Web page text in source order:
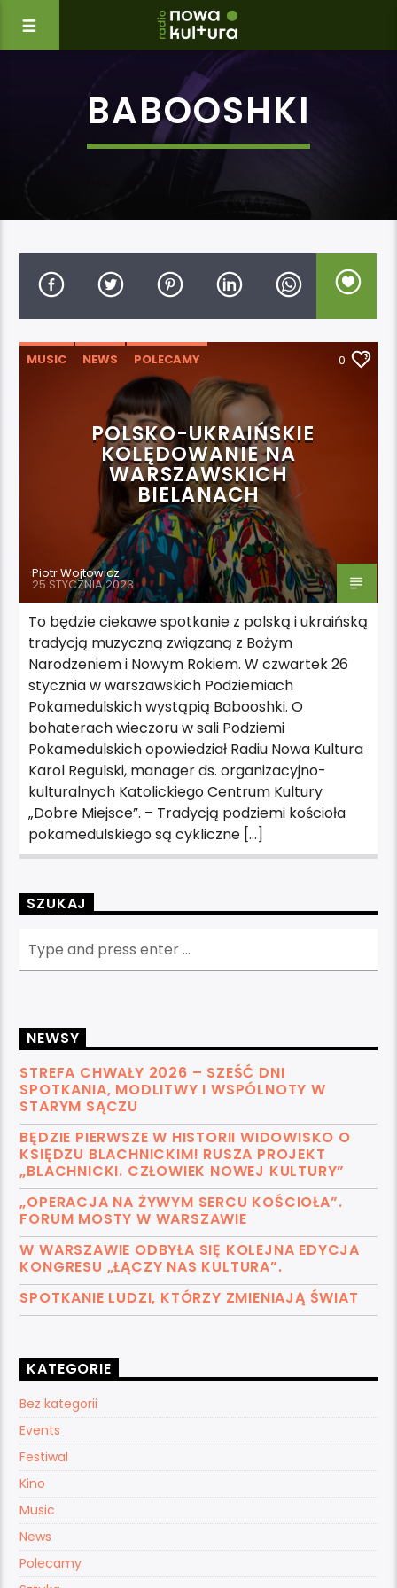
BABOOSHKI
MUSIC NEWS
POLECAMY
0
POLSKO-UKRAIŃSKIE
KOLĘDOWANIE NA
WARSZAWSKICH
BIELANACH
Piotr Wojtowicz
25 STYCZNIA 2023
To będzie ciekawe spotkanie z polską i ukraińską
tradycją muzyczną związaną z Bożym
Narodzeniem i Nowym Rokiem. W czwartek 26
stycznia w warszawskich Podziemiach
Pokamedulskich wystąpią Babooshki. O
bohaterach wieczoru w sali Podziemi
Pokamedulskich opowiedział Radiu Nowa Kultura
Karol Regulski, manager ds. organizacyjno-
kulturalnych Katolickiego Centrum Kultury
„Dobre Miejsce”. – Tradycją podziemi kościoła
pokamedulskiego są cykliczne […]
SZUKAJ
NEWSY
STREFA CHWAŁY 2026 – SZEŚĆ DNI
SPOTKANIA, MODLITWY I WSPÓLNOTY W
STARYM SĄCZU
BĘDZIE PIERWSZE W HISTORII WIDOWISKO O
KSIĘDZU BLACHNICKIM! RUSZA PROJEKT
„BLACHNICKI. CZŁOWIEK NOWEJ KULTURY”
„OPERACJA NA ŻYWYM SERCU KOŚCIOŁA”.
FORUM MOSTY W WARSZAWIE
W WARSZAWIE ODBYŁA SIĘ KOLEJNA EDYCJA
KONGRESU „ŁĄCZY NAS KULTURA”.
SPOTKANIE LUDZI, KTÓRZY ZMIENIAJĄ ŚWIAT
KATEGORIE
Bez kategorii
Events
Festiwal
Kino
Music
News
Polecamy